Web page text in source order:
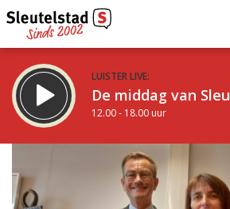
LUISTER LIVE:
De middag van
12.00 - 18.00 uur
De vrijdagavond met Keanu
18.00 - 19.00 uur
Vorig uur
uur 1 van 0